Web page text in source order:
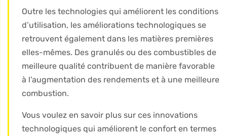
Outre les technologies qui améliorent les conditions
d’utilisation, les améliorations technologiques se
retrouvent également dans les matières premières
elles-mêmes. Des granulés ou des combustibles de
meilleure qualité contribuent de manière favorable
à l’augmentation des rendements et à une meilleure
combustion.
Vous voulez en savoir plus sur ces innovations
technologiques qui améliorent le confort en termes